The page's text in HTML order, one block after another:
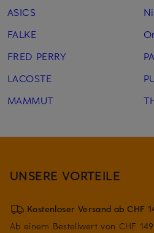
ASICS
FALKE
FRED PERRY
LACOSTE
MAMMUT
UNSERE VORTEILE
Kostenloser Versand ab CHF
Ab einem Bestellwert von CHF